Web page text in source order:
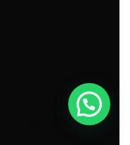
Powered byJoinchat